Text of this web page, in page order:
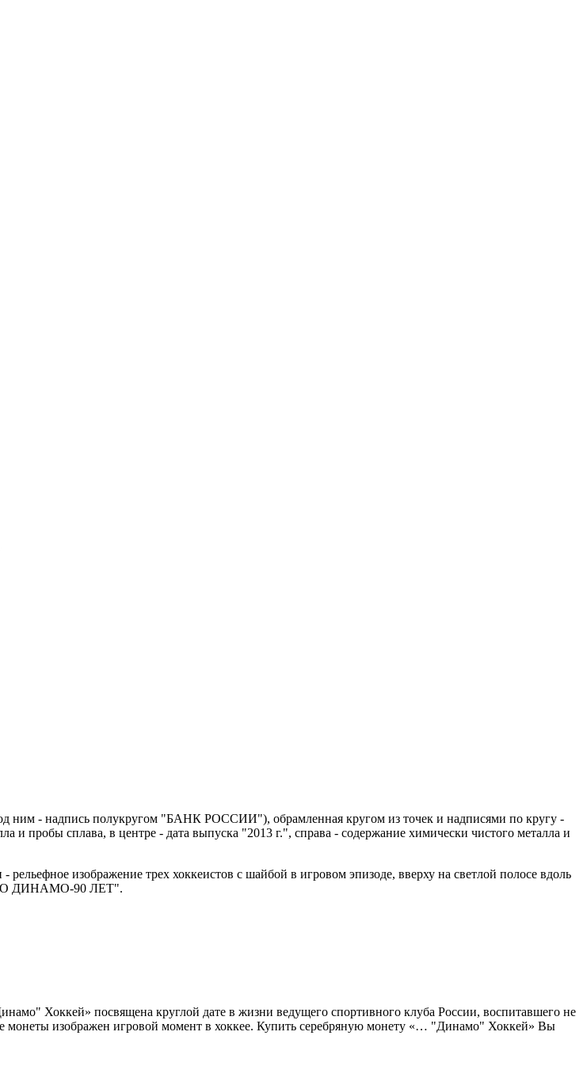
ним - надпись полукругом "БАНК РОССИИ"), обрамленная кругом из точек и надписями по кругу -
сплава, в центре - дата выпуска "2013 г.", справа - содержание химически чистого металла и
изображение трех хоккеистов с шайбой в игровом эпизоде, вверху на светлой полосе вдоль
ДИНАМО-90 ЛЕТ".
Хоккей» посвящена круглой дате в жизни ведущего спортивного клуба России, воспитавшего не
монеты изображен игровой момент в хоккее. Купить серебряную монету «… "Динамо" Хоккей» Вы